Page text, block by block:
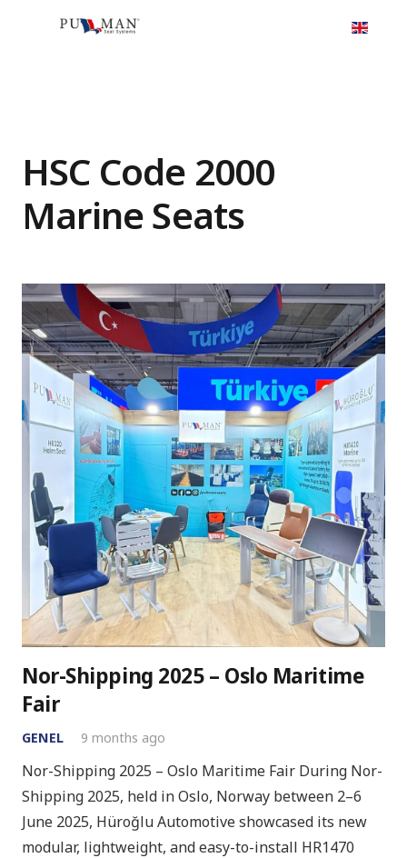
HSC Code 2000
Marine Seats
Nor-Shipping 2025 – Oslo Maritime
Fair
GENEL 9 months ago
Nor-Shipping 2025 – Oslo Maritime Fair During Nor-
Shipping 2025, held in Oslo, Norway between 2–6
June 2025, Hüroğlu Automotive showcased its new
modular, lightweight, and easy-to-install HR1470